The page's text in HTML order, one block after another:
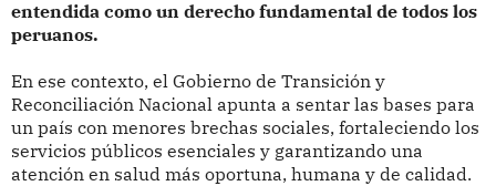
entendida como un derecho fundamental de todos los
peruanos.
En ese contexto, el Gobierno de Transición y
Reconciliación Nacional apunta a sentar las bases para
un país con menores brechas sociales, fortaleciendo los
servicios públicos esenciales y garantizando una
atención en salud más oportuna, humana y de calidad.